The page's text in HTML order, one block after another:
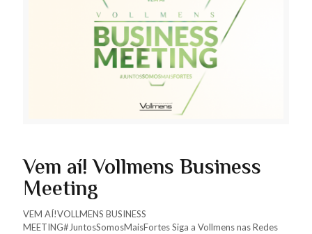
Vem aí! Vollmens Business
Meeting
VEM AÍ!VOLLMENS BUSINESS
MEETING#JuntosSomosMaisFortes Siga a Vollmens nas Redes